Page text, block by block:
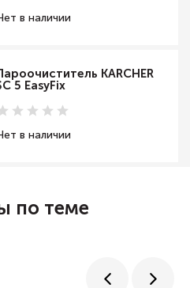
в наличии
KARCHER
5 EasyFix
в наличии
по теме